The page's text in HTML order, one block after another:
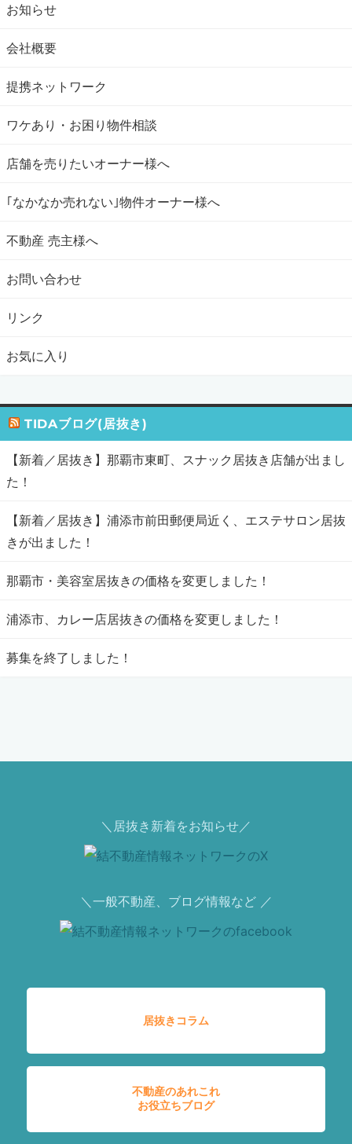
お知らせ
会社概要
提携ネットワーク
ワケあり・お困り物件相談
店舗を売りたいオーナー様へ
｢なかなか売れない｣物件オーナー様へ
不動産 売主様へ
お問い合わせ
リンク
お気に入り
TIDAブログ(居抜き)
【新着／居抜き】那覇市東町、スナック居抜き店舗が出まし
た！
【新着／居抜き】浦添市前田郵便局近く、エステサロン居抜
きが出ました！
那覇市・美容室居抜きの価格を変更しました！
浦添市、カレー店居抜きの価格を変更しました！
募集を終了しました！
＼居抜き新着をお知らせ／
＼一般不動産、ブログ情報など ／
居抜きコラム
不動産のあれこれ
お役立ちブログ